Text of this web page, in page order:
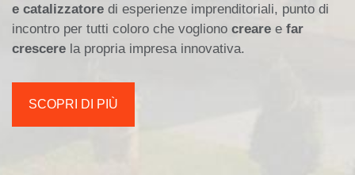
e catalizzatore di esperienze imprenditoriali, punto di
incontro per tutti coloro che vogliono creare e far
crescere la propria impresa innovativa.
SCOPRI DI PIÙ